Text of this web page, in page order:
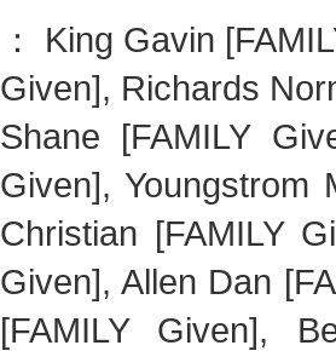
： King Gavin
Given], Richards
Shane [FAMILY
Given], Youngstrom
Christian [FAMILY
Given], Allen Dan
[FAMILY Given],